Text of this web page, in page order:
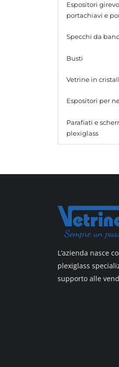
Espositori
portachiavi e
ganci
Specchi da
Busti
Vetrine in
Laminato
Laminato
All design
Top line 3
Espositori per
Parafiati e
plexiglass
L’azienda nasce
plexiglass
supporto alle